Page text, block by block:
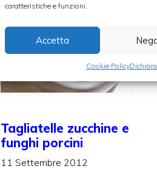
caratteristiche e funzioni.
Accetta
Cookie Policy
Tagliatelle zucchine e
funghi porcini
11 Settembre 2012